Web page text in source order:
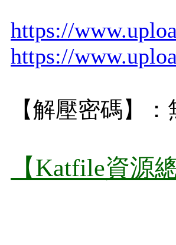
https://
https://
【解壓密碼】：
【Katfile資源